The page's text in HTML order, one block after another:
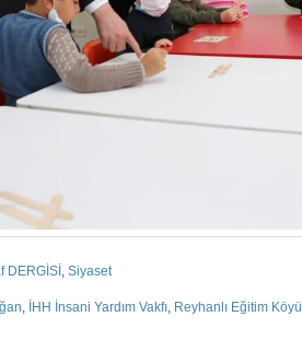
DERGİSİ Siyaset
İHH İnsani Yardım Vakfı Reyhanlı Eğitim Köyü